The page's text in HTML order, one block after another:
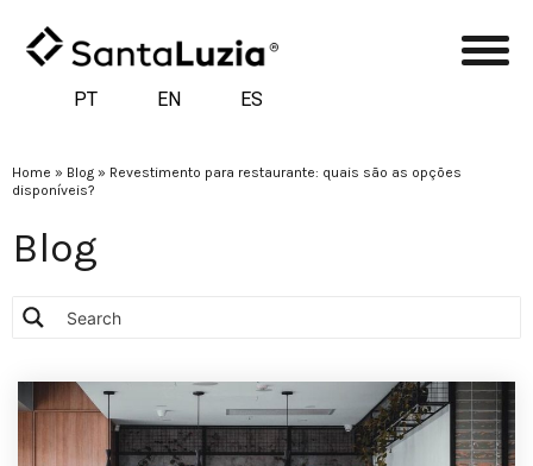
PT EN ES
Home » Blog » Revestimento para restaurante: quais são as opções
disponíveis?
Blog